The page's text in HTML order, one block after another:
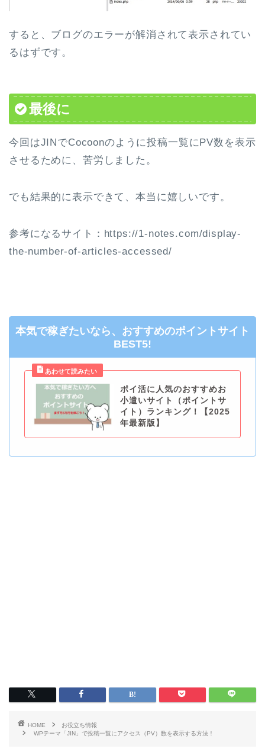
すると、ブログのエラーが解消されて表示されてい
るはずです。
最後に
今回はJINでCocoonのように投稿一覧にPV数を表示
させるために、苦労しました。
でも結果的に表示できて、本当に嬉しいです。
参考になるサイト：https://1-notes.com/display-
the-number-of-articles-accessed/
本気で稼ぎたいなら、おすすめのポイントサイト
BEST5!
ポイ活に人気のおすすめお
小遣いサイト（ポイントサ
イト）ランキング！【2025
年最新版】
HOME
お役立ち情報
WPテーマ「JIN」で投稿一覧にアクセス（PV）数を表示する方法！